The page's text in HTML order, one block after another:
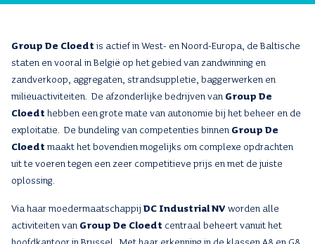
Group De Cloedtis actief in West- en Noord-Europa, de Baltische
staten en vooral in België op het gebied van zandwinning en
zandverkoop, aggregaten, strandsuppletie, baggerwerken en
milieuactiviteiten. De afzonderlijke bedrijven van Group De
Cloedt hebben een grote mate van autonomie bij het beheer en de
exploitatie. De bundeling van competenties binnen Group De
Cloedtmaakt het bovendien mogelijks om complexe opdrachten
uit te voeren tegen een zeer competitieve prijs en met de juiste
oplossing.
Via haar moedermaatschappij DC Industrial NV worden alle
activiteiten van Group De Cloedt centraal beheert vanuit het